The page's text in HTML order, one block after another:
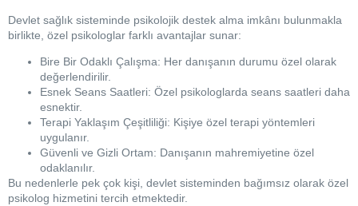
Devlet sağlık sisteminde psikolojik destek alma imkânı bulunmakla
birlikte, özel psikologlar farklı avantajlar sunar:
Bire Bir Odaklı Çalışma: Her danışanın durumu özel olarak
değerlendirilir.
Esnek Seans Saatleri: Özel psikologlarda seans saatleri daha
esnektir.
Terapi Yaklaşım Çeşitliliği: Kişiye özel terapi yöntemleri
uygulanır.
Güvenli ve Gizli Ortam: Danışanın mahremiyetine özel
odaklanılır.
Bu nedenlerle pek çok kişi, devlet sisteminden bağımsız olarak özel
psikolog hizmetini tercih etmektedir.